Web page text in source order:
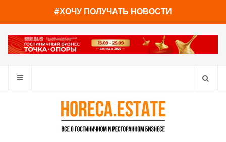
#ХОЧУ ПОЛУЧАТЬ НОВОСТИ